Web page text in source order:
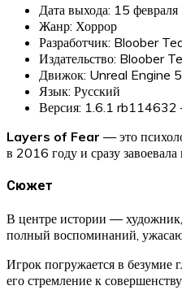
Дата выхода: 15
Жанр: Хоррор
Разработчик: Bloober
Издательство: Bloober
Движок: Unreal Engine 5
Язык: Русский
Версия: 1.6.1
Layers of Fear — это
в 2016 году и сразу
Сюжет
В центре истории — художник,
полный воспоминаний,
Игрок погружается в безумие
его стремление к